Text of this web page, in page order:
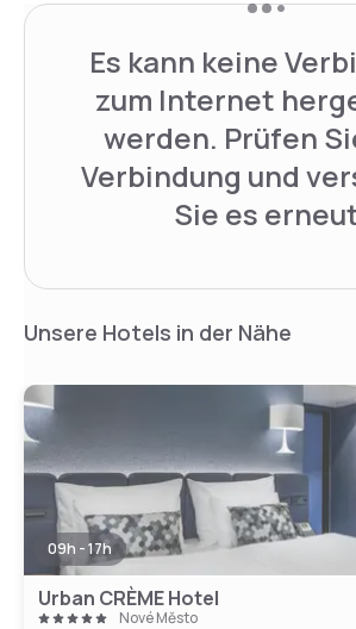
Es kann keine
zum Internet
werden. Prüfen
Verbindung und
Sie es
Unsere Hotels in der Nähe
09h - 17h
Urban CRÈME Hotel
Nové Město